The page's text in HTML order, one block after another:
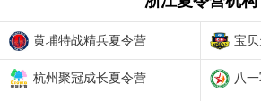
黄埔特战精兵夏令营 宝
杭州聚冠成长夏令营 八